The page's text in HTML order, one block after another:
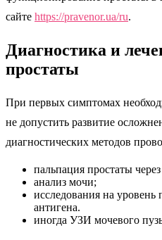
сайте https://pravenor.ua/ru.
Диагностика и
простаты
При первых симптомах
не допустить развитие
диагностических методов
пальпация простаты
анализ мочи;
исследования на уровень
антигена.
иногда УЗИ мочевого